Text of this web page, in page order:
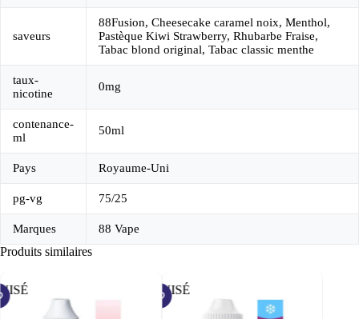
saveurs
88Fusion, Cheesecake caramel noix, Menthol,
Pastèque Kiwi Strawberry, Rhubarbe Fraise,
Tabac blond original, Tabac classic menthe
taux-
nicotine
0mg
contenance-
ml
50ml
Pays Royaume-Uni
pg-vg 75/25
Marques 88 Vape
Produits similaires
ÉPUISÉ